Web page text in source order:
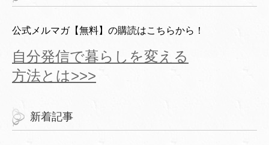
公式メルマガ【無料】の購読はこちらから！
自分発信で暮らしを変える
方法とは>>>
新着記事